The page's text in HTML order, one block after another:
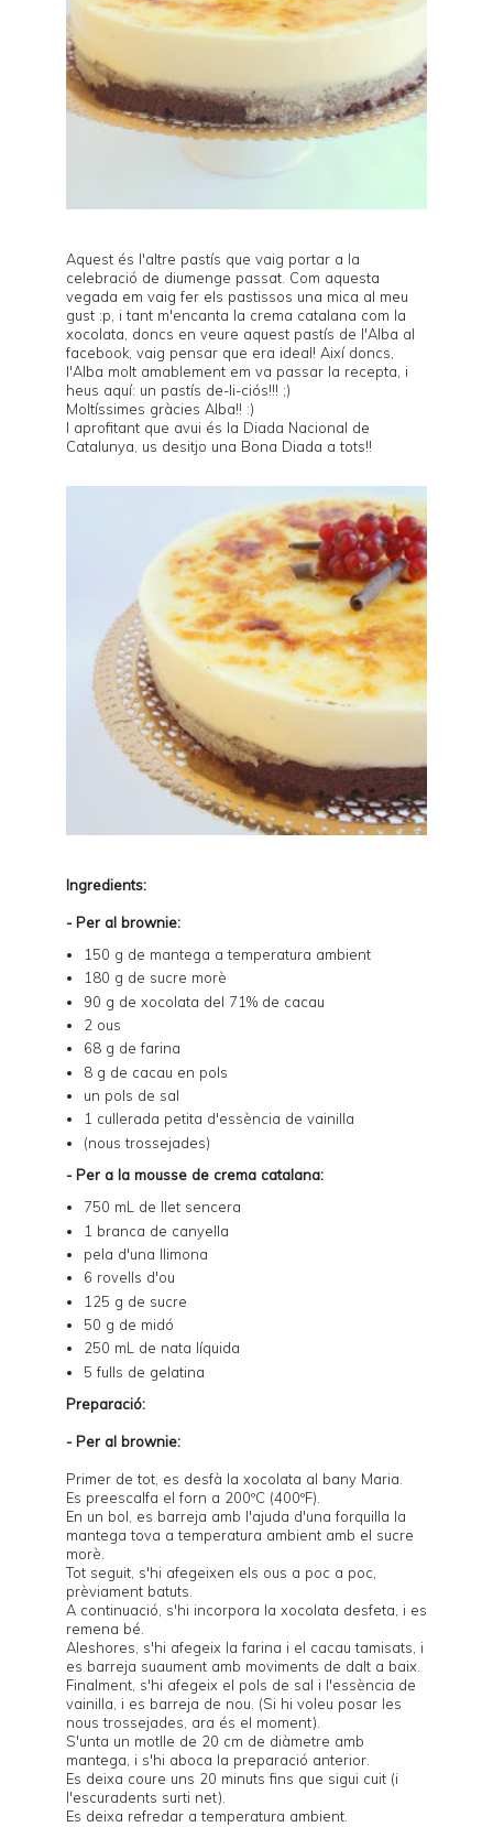
Aquest és l'altre pastís que vaig portar a la
celebració de diumenge passat. Com aquesta
vegada em vaig fer els pastissos una mica al meu
gust :p, i tant m'encanta la crema catalana com la
xocolata, doncs en veure aquest pastís de l'Alba al
facebook, vaig pensar que era ideal! Així doncs,
l'Alba molt amablement em va passar la recepta, i
heus aquí: un pastís de-li-ciós!!! ;)
Moltíssimes gràcies Alba!! :)
I aprofitant que avui és la Diada Nacional de
Catalunya, us desitjo una Bona Diada a tots!!
Ingredients:
- Per al brownie:
150 g de mantega a temperatura ambient
180 g de sucre morè
90 g de xocolata del 71% de cacau
2 ous
68 g de farina
8 g de cacau en pols
un pols de sal
1 cullerada petita d'essència de vainilla
(nous trossejades)
- Per a la mousse de crema catalana:
750 mL de llet sencera
1 branca de canyella
pela d'una llimona
6 rovells d'ou
125 g de sucre
50 g de midó
250 mL de nata líquida
5 fulls de gelatina
Preparació:
- Per al brownie:
Primer de tot, es desfà la xocolata al bany Maria.
Es preescalfa el forn a 200ºC (400ºF).
En un bol, es barreja amb l'ajuda d'una forquilla la
mantega tova a temperatura ambient amb el sucre
morè.
Tot seguit, s'hi afegeixen els ous a poc a poc,
prèviament batuts.
A continuació, s'hi incorpora la xocolata desfeta, i es
remena bé.
Aleshores, s'hi afegeix la farina i el cacau tamisats, i
es barreja suaument amb moviments de dalt a baix.
Finalment, s'hi afegeix el pols de sal i l'essència de
vainilla, i es barreja de nou. (Si hi voleu posar les
nous trossejades, ara és el moment).
S'unta un motlle de 20 cm de diàmetre amb
mantega, i s'hi aboca la preparació anterior.
Es deixa coure uns 20 minuts fins que sigui cuit (i
l'escuradents surti net).
Es deixa refredar a temperatura ambient.